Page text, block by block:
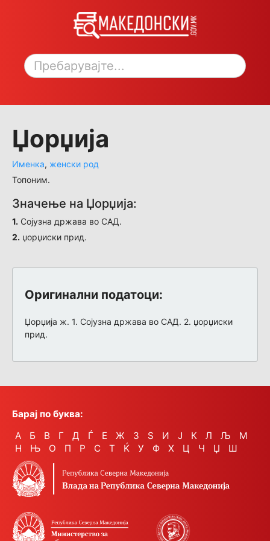
Toggle sidebar
Џорџија
Именка, женски род
Топоним.
Значење на Џорџија:
1. Сојузна држава во САД.
2. џорџиски прид.
Оригинални податоци:
Џорџија ж. 1. Сојузна држава во САД. 2. џорџиски
прид.
Барај по буква:
А
Б В Г Д Ѓ Е Ж З Ѕ И Ј К Л Љ
М
Н
Њ О П Р С Т Ќ У Ф Х Ц Ч Џ Ш